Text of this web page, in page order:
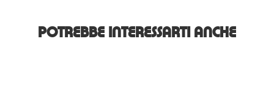
POTREBBE INTERESSARTI ANCHE